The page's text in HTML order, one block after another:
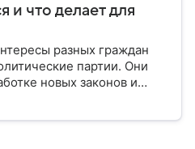
и что делает для
разных граждан
партии. Они
новых законов и
Некоторые из них